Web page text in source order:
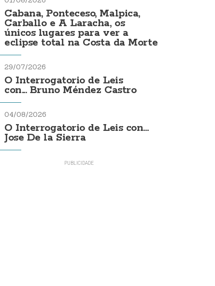
Cabana, Ponteceso, Malpica,
Carballo e A Laracha, os
únicos lugares para ver a
eclipse total na Costa da Morte
29/07/2026
O Interrogatorio de Leis
con... Bruno Méndez Castro
04/08/2026
O Interrogatorio de Leis con...
Jose De la Sierra